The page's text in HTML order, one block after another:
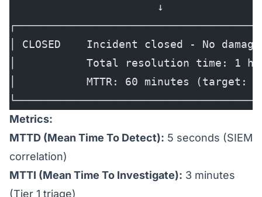
                       ↓
│ CLOSED    Incident closed - No
│           Total resolution time: 1
│           MTTR: 60 minutes
Metrics:
MTTD (Mean Time To Detect): 5 seconds (SIEM
correlation)
MTTI (Mean Time To Investigate): 3 minutes
(Tier 1 triage)